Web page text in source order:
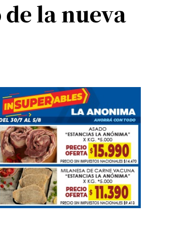
la nueva